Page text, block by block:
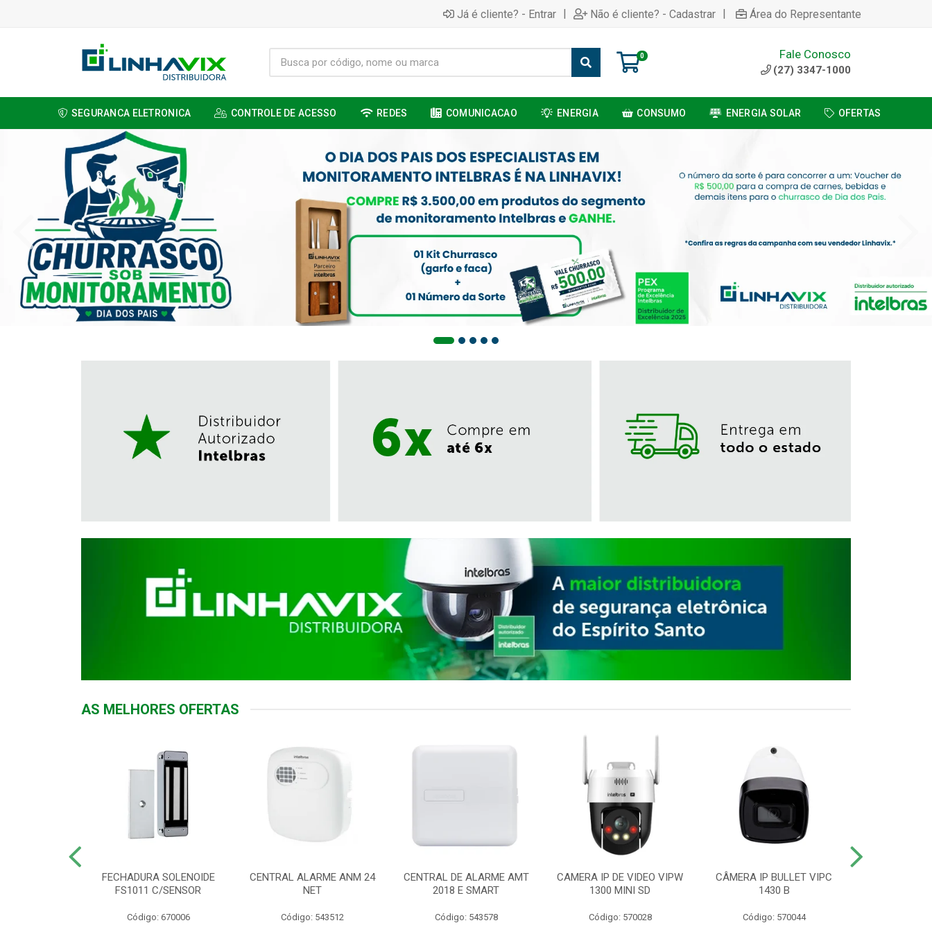
Já é cliente? - Entrar | Não é cliente? - Cadastrar | Área do Representante
0 Fale Conosco
(27) 3347-1000
SEGURANCA ELETRONICA CONTROLE DE ACESSO REDES COMUNICACAO ENERGIA CONSUMO ENERGIA SOLAR OFERTAS
AS MELHORES OFERTAS
FECHADURA SOLENOIDE
FS1011 C/SENSOR
Código: 670006
CENTRAL ALARME ANM 24
NET
Código: 543512
CENTRAL DE ALARME AMT
2018 E SMART
Código: 543578
CAMERA IP DE VIDEO VIPW
1300 MINI SD
Código: 570028
CÂMERA IP BULLET VIPC
1430 B
Código: 570044